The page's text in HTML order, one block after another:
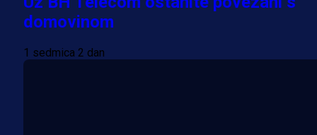
domovinom
1 sedmica 2 dan